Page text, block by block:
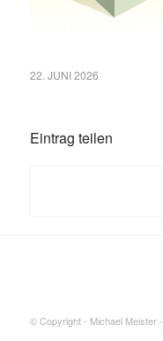
22. JUNI 2026
Eintrag teilen
© Copyright - Michael Meister -